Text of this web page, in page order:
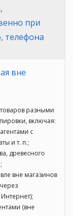
при
телефона
вне
разными
включая:
с
и т. п.;
древесного
вне магазинов
(вне